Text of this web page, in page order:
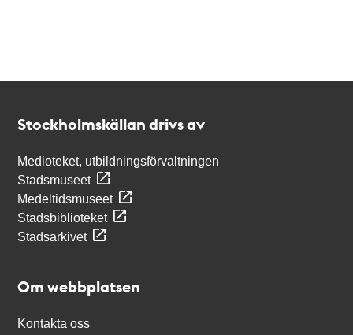
Stockholmskällan drivs av
Medioteket, utbildningsförvaltningen
Stadsmuseet
Medeltidsmuseet
Stadsbiblioteket
Stadsarkivet
Om webbplatsen
Kontakta oss